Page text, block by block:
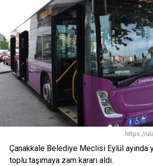
https://
Çanakkale Belediye Meclisi Eylül ayında
toplu taşımaya zam kararı aldı.